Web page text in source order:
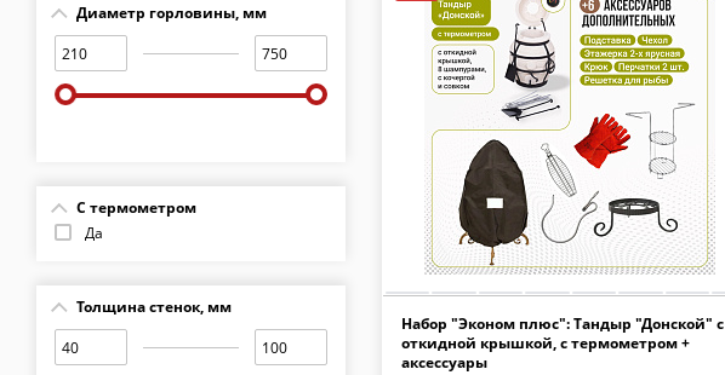
Диаметр горловины, мм
С термометром
Да
Толщина стенок, мм
Набор "Эконом плюс": Тандыр "Донской" с
откидной крышкой, с термометром +
аксессуары